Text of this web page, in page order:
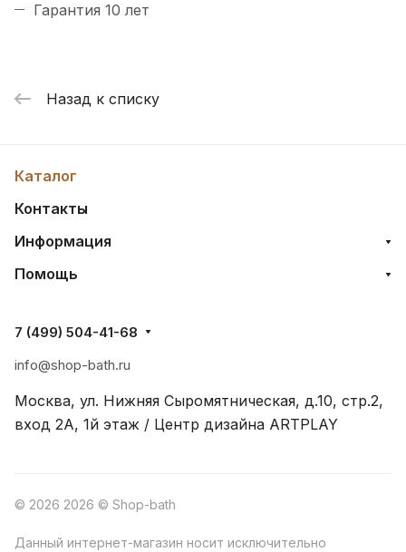
Гарантия 10 лет
Назад к списку
Каталог
Контакты
Информация
Помощь
7 (499) 504-41-68
info@shop-bath.ru
Москва, ул. Нижняя Сыромятническая, д.10, стр.2,
вход 2A, 1й этаж / Центр дизайна ARTPLAY
© 2026 2026 © Shop-bath
Данный интернет-магазин носит исключительно